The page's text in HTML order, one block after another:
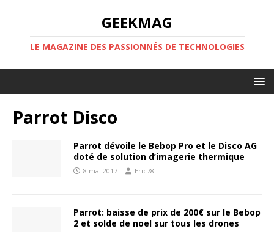
GEEKMAG
LE MAGAZINE DES PASSIONNÉS DE TECHNOLOGIES
Parrot Disco
Parrot dévoile le Bebop Pro et le Disco AG
doté de solution d’imagerie thermique
8 mai 2017 Eric78
Parrot: baisse de prix de 200€ sur le Bebop
2 et solde de noel sur tous les drones